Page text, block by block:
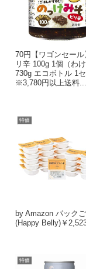
70円【ワゴンセー
リ辛 100g 1個（わ
730g エコボトル 1
※3,780円以上送料...
特価
by Amazon パック
(Happy Belly)￥
特価